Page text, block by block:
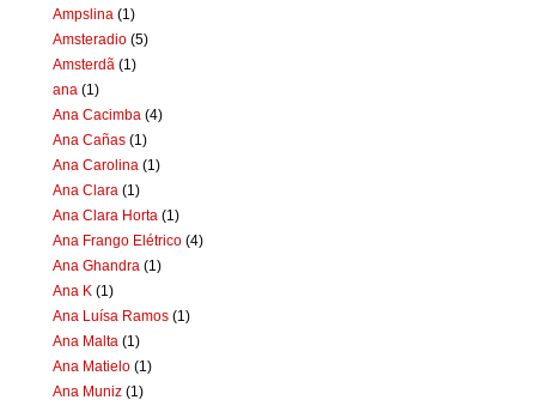
Ampslina (1)
Amsteradio (5)
Amsterdã (1)
ana (1)
Ana Cacimba (4)
Ana Cañas (1)
Ana Carolina (1)
Ana Clara (1)
Ana Clara Horta (1)
Ana Frango Elétrico (4)
Ana Ghandra (1)
Ana K (1)
Ana Luísa Ramos (1)
Ana Malta (1)
Ana Matielo (1)
Ana Muniz (1)